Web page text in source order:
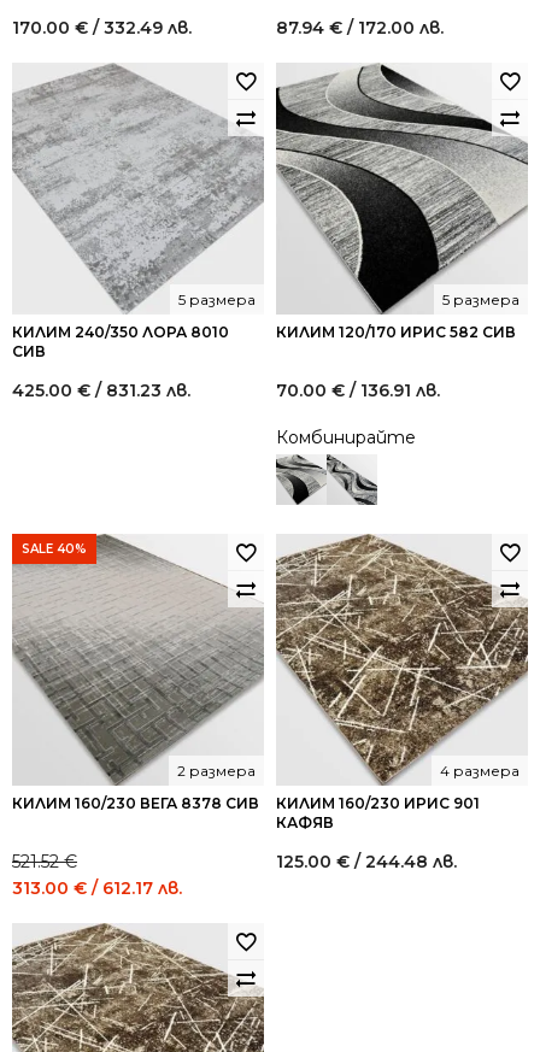
170.00 € / 332.49 лв. 87.94 € / 172.00 лв.
КИЛИМ 240/350 ЛОРА 8010
СИВ
5 размера
425.00 € / 831.23 лв.
КИЛИМ 120/170 ИРИС 582 СИВ
5 размера
70.00 € / 136.91 лв.
Комбинирайте
SALE 40%
КИЛИМ 160/230 ВЕГА 8378 СИВ
2 размера
521.52€
Original
was:
521.52 €
/
1,020.00
лв..
313.00 € / 612.17 лв.
313.00 €
/
612.17
лв..
КИЛИМ 160/230 ИРИС 901
КАФЯВ
4 размера
125.00 € / 244.48 лв.